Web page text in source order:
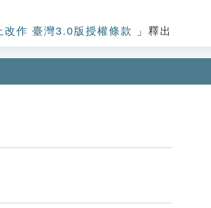
作 臺灣3.0版授權條款 」釋出